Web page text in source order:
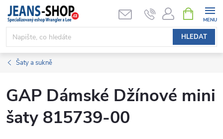
Přejít
obsah
HLEDAT
NÁKUPNÍ
KOŠÍK
Šaty a sukně
GAP Dámské Džínové mini
šaty 815739-00